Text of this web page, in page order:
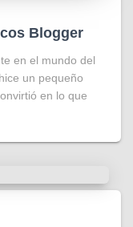
Blogger
en el mundo del
un pequeño
en lo que